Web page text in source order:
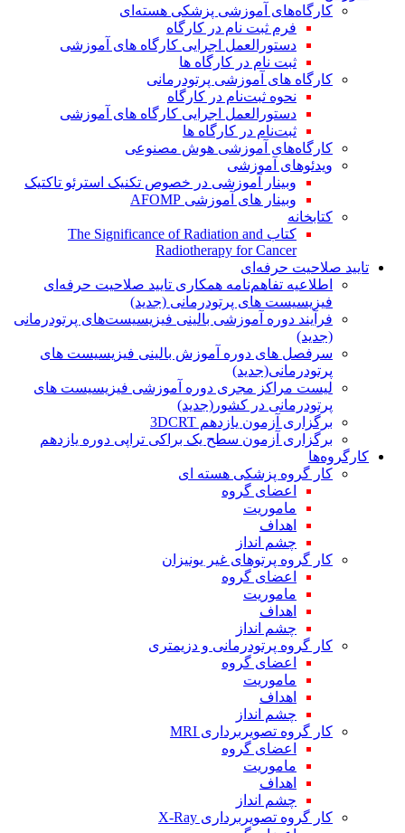
کارگاه‌های آموزشی پزشکی هسته‌ای
فرم ثبت نام در کارگاه
دستورالعمل اجرایی کارگاه های آموزشی
ثبت نام در کارگاه ها
کارگاه های آموزشی پرتودرمانی
نحوه ثبت‌نام در کارگاه
دستورالعمل اجرایی کارگاه های آموزشی
ثبت‌نام در کارگاه ها
کارگاه‌های آموزشی هوش مصنوعی
ویدئوهای آموزشی
وبینار آموزشی در خصوص تکنیک استرئو تاکتیک
وبینار های آموزشی AFOMP
کتابخانه
کتاب The Significance of Radiation and
Radiotherapy for Cancer
تایید صلاحیت حرفه‌ای
اطلاعیه تفاهم‌نامه همکاری تایید صلاحیت حرفه‌ای
فیزیسیست های پرتودرمانی (جدید)
فرآیند دوره آموزشی بالینی فیزیسیست‌های پرتودرمانی
(جدید)
سرفصل های دوره آموزش بالینی فیزیسیست های
پرتودرمانی(جدید)
لیست مراکز مجری دوره آموزشی فیزیسیست های
پرتودرمانی در کشور(جدید)
برگزاری آزمون یازدهم 3DCRT
برگزاری آزمون سطح یک براکی تراپی دوره یازدهم
کارگروه‌ها
کار گروه پزشکی هسته ای
اعضای گروه
ماموریت
اهداف
چشم انداز
کار گروه پرتوهای غیر یونیزان
اعضای گروه
ماموریت
اهداف
چشم انداز
کار گروه پرتودرمانی و دزیمتری
اعضای گروه
ماموریت
اهداف
چشم انداز
کار گروه تصویربرداری MRI
اعضای گروه
ماموریت
اهداف
چشم انداز
کار گروه تصویربرداری X-Ray